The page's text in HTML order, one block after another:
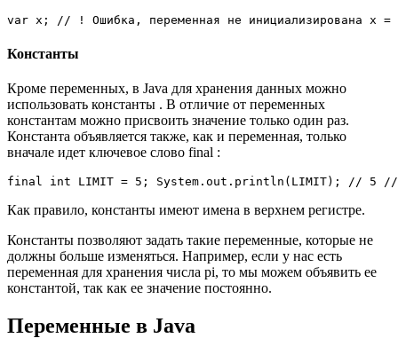
var x; // ! Ошибка, переменная не инициализирована x =
Константы
Кроме переменных, в Java для хранения данных можно
использовать константы . В отличие от переменных
константам можно присвоить значение только один раз.
Константа объявляется также, как и переменная, только
вначале идет ключевое слово final :
final int LIMIT = 5; System.out.println(LIMIT); // 5 //
Как правило, константы имеют имена в верхнем регистре.
Константы позволяют задать такие переменные, которые не
должны больше изменяться. Например, если у нас есть
переменная для хранения числа pi, то мы можем объявить ее
константой, так как ее значение постоянно.
Переменные в Java